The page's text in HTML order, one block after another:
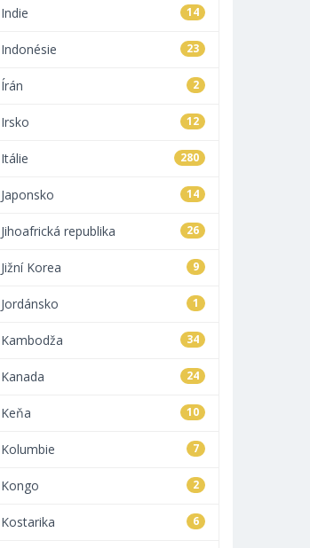
14
Indie
23
Indonésie
2
Írán
12
Irsko
280
Itálie
14
Japonsko
26
Jihoafrická republika
9
Jižní Korea
1
Jordánsko
34
Kambodža
24
Kanada
10
Keňa
7
Kolumbie
2
Kongo
6
Kostarika